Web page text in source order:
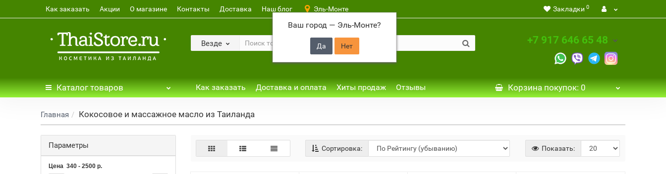
Как заказать Акции О магазине Контакты Доставка Наш блог Эль-Монте
Ваш город — Эль-Монте?
Закладки 0
Везде +7 917 646 65 48
Каталогтоваров Как заказать Доставка и оплата Хиты продаж Отзывы Корзинапокупок: 0
Главная Кокосовое и массажное масло из Таиланда
Параметры
Цена340 -2500 р.
Сортировка: Показать: